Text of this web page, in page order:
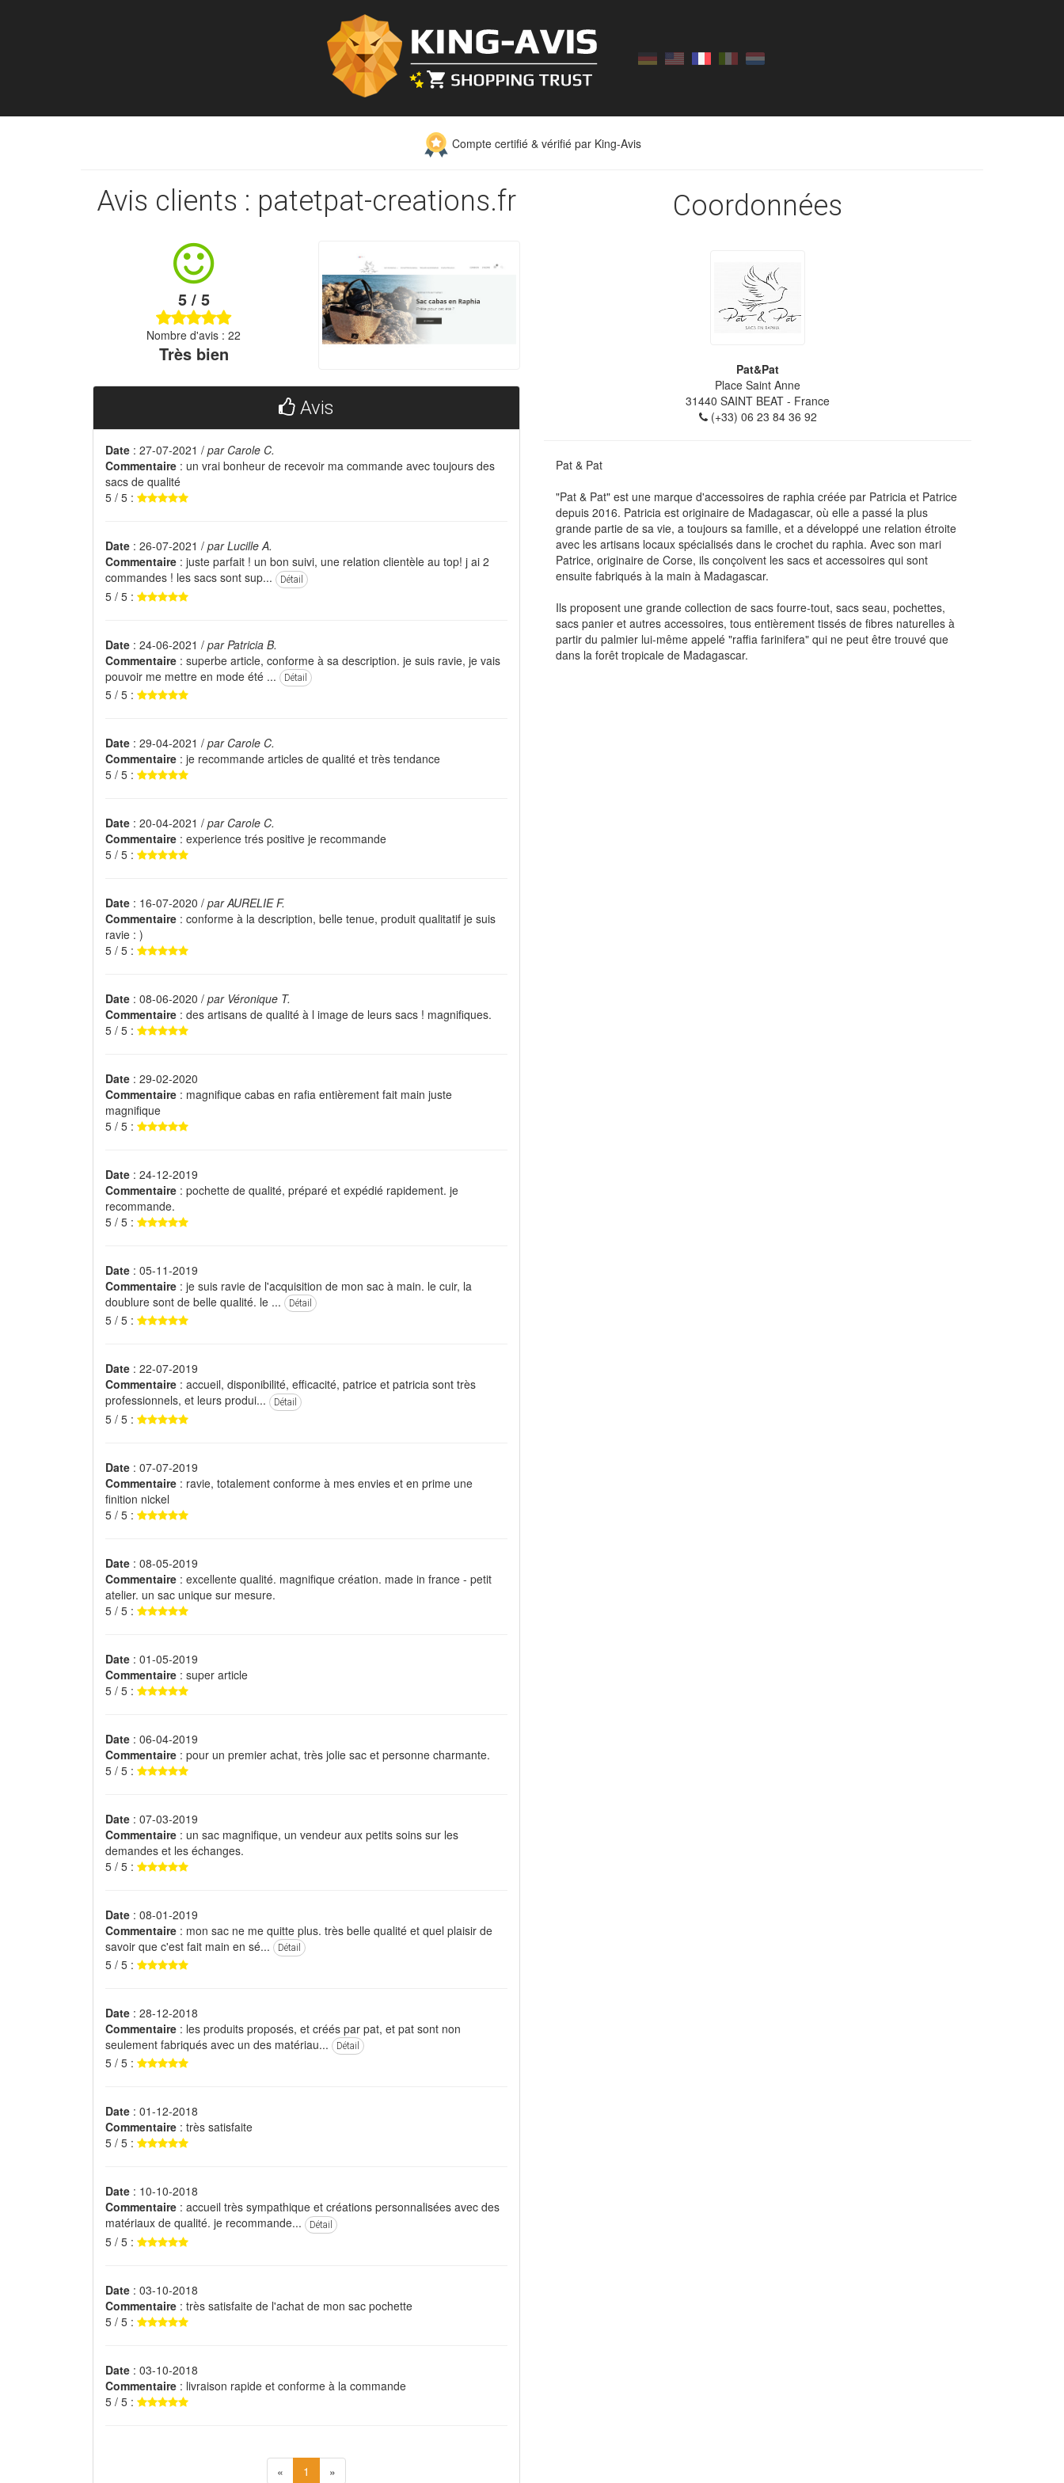
Compte certifié & vérifié par King-Avis
Avis clients : patetpat-creations.fr
5 / 5
Nombre d'avis : 22
Très bien
Avis
Date : 27-07-2021 / par Carole C.
Commentaire : un vrai bonheur de recevoir ma commande avec toujours des
sacs de qualité
5 / 5 :
Date : 26-07-2021 / par Lucille A.
Commentaire : juste parfait ! un bon suivi, une relation clientèle au top! j ai 2
commandes ! les sacs sont sup...
Détail
5 / 5 :
Date : 24-06-2021 / par Patricia B.
Commentaire : superbe article, conforme à sa description. je suis ravie, je vais
pouvoir me mettre en mode été ...
Détail
5 / 5 :
Date : 29-04-2021 / par Carole C.
Commentaire : je recommande articles de qualité et très tendance
5 / 5 :
Date : 20-04-2021 / par Carole C.
Commentaire : experience trés positive je recommande
5 / 5 :
Date : 16-07-2020 / par AURELIE F.
Commentaire : conforme à la description, belle tenue, produit qualitatif je suis
ravie : )
5 / 5 :
Date : 08-06-2020 / par Véronique T.
Commentaire : des artisans de qualité à l image de leurs sacs ! magnifiques.
5 / 5 :
Date : 29-02-2020
Commentaire : magnifique cabas en rafia entièrement fait main juste
magnifique
5 / 5 :
Date : 24-12-2019
Commentaire : pochette de qualité, préparé et expédié rapidement. je
recommande.
5 / 5 :
Date : 05-11-2019
Commentaire : je suis ravie de l'acquisition de mon sac à main. le cuir, la
doublure sont de belle qualité. le ...
Détail
5 / 5 :
Date : 22-07-2019
Commentaire : accueil, disponibilité, efficacité, patrice et patricia sont très
professionnels, et leurs produi...
Détail
5 / 5 :
Date : 07-07-2019
Commentaire : ravie, totalement conforme à mes envies et en prime une
finition nickel
5 / 5 :
Date : 08-05-2019
Commentaire : excellente qualité. magnifique création. made in france - petit
atelier. un sac unique sur mesure.
5 / 5 :
Date : 01-05-2019
Commentaire : super article
5 / 5 :
Date : 06-04-2019
Commentaire : pour un premier achat, très jolie sac et personne charmante.
5 / 5 :
Date : 07-03-2019
Commentaire : un sac magnifique, un vendeur aux petits soins sur les
demandes et les échanges.
5 / 5 :
Date : 08-01-2019
Commentaire : mon sac ne me quitte plus. très belle qualité et quel plaisir de
savoir que c'est fait main en sé...
Détail
5 / 5 :
Date : 28-12-2018
Commentaire : les produits proposés, et créés par pat, et pat sont non
seulement fabriqués avec un des matériau...
Détail
5 / 5 :
Date : 01-12-2018
Commentaire : très satisfaite
5 / 5 :
Date : 10-10-2018
Commentaire : accueil très sympathique et créations personnalisées avec des
matériaux de qualité. je recommande...
Détail
5 / 5 :
Date : 03-10-2018
Commentaire : très satisfaite de l'achat de mon sac pochette
5 / 5 :
Date : 03-10-2018
Commentaire : livraison rapide et conforme à la commande
5 / 5 :
« 1 »
Coordonnées
Pat&Pat
Place Saint Anne
31440 SAINT BEAT - France
(+33) 06 23 84 36 92
Pat & Pat
"Pat & Pat" est une marque d'accessoires de raphia créée par Patricia et Patrice
depuis 2016. Patricia est originaire de Madagascar, où elle a passé la plus
grande partie de sa vie, a toujours sa famille, et a développé une relation étroite
avec les artisans locaux spécialisés dans le crochet du raphia. Avec son mari
Patrice, originaire de Corse, ils conçoivent les sacs et accessoires qui sont
ensuite fabriqués à la main à Madagascar.
Ils proposent une grande collection de sacs fourre-tout, sacs seau, pochettes,
sacs panier et autres accessoires, tous entièrement tissés de fibres naturelles à
partir du palmier lui-même appelé "raffia farinifera" qui ne peut être trouvé que
dans la forêt tropicale de Madagascar.